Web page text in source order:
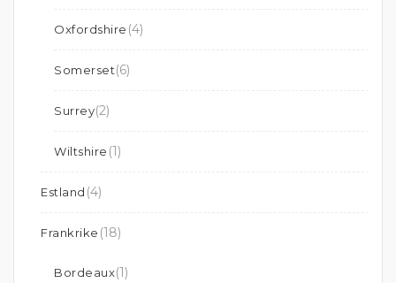
Oxfordshire (4)
Somerset(6)
Surrey(2)
Wiltshire (1)
Estland (4)
Frankrike (18)
Bordeaux(1)